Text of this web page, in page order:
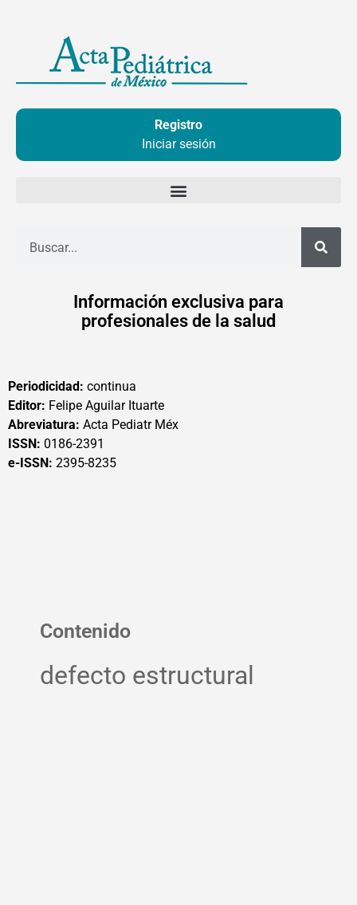
contenido
Registro
Iniciar sesión
Información exclusiva para
profesionales de la salud
Periodicidad: continua
Editor: Felipe Aguilar Ituarte
Abreviatura: Acta Pediatr Méx
ISSN: 0186-2391
e-ISSN: 2395-8235
Contenido
defecto estructural